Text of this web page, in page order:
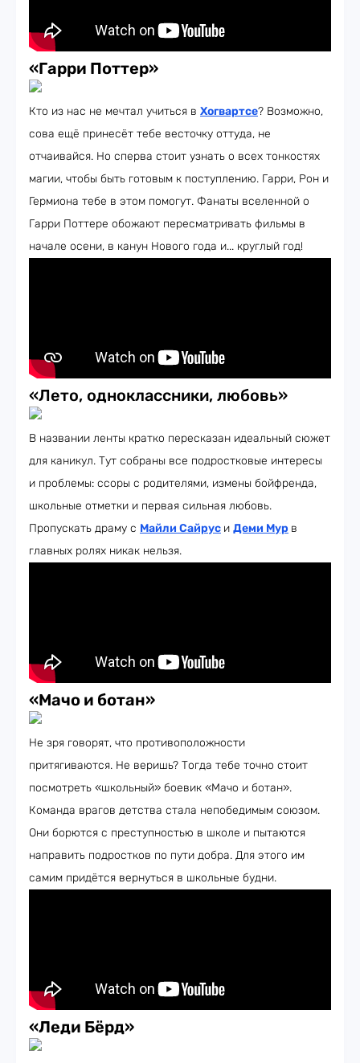
«Гарри Поттер»
Кто из нас не мечтал учиться в Хогвартсе? Возможно,
сова ещё принесёт тебе весточку оттуда, не
отчаивайся. Но сперва стоит узнать о всех тонкостях
магии, чтобы быть готовым к поступлению. Гарри, Рон и
Гермиона тебе в этом помогут. Фанаты вселенной о
Гарри Поттере обожают пересматривать фильмы в
начале осени, в канун Нового года и... круглый год!
«Лето, одноклассники, любовь»
В названии ленты кратко пересказан идеальный сюжет
для каникул. Тут собраны все подростковые интересы
и проблемы: ссоры с родителями, измены бойфренда,
школьные отметки и первая сильная любовь.
Пропускать драму с Майли Сайрус и Деми Мур в
главных ролях никак нельзя.
«Мачо и ботан»
Не зря говорят, что противоположности
притягиваются. Не веришь? Тогда тебе точно стоит
посмотреть «школьный» боевик «Мачо и ботан».
Команда врагов детства стала непобедимым союзом.
Они борются с преступностью в школе и пытаются
направить подростков по пути добра. Для этого им
самим придётся вернуться в школьные будни.
«Леди Бёрд»